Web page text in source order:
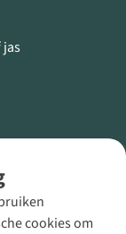
cookies om